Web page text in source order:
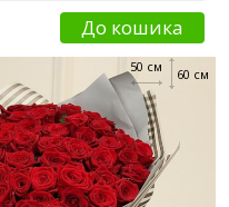
До кошика
60 см
50 см